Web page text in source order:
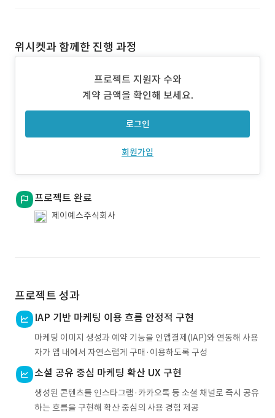
위시켓과 함께한 진행 과정
프로젝트 지원자 수와
계약 금액을 확인해 보세요.
로그인
회원가입
프로젝트 완료
제이예스주식회사
프로젝트 성과
IAP 기반 마케팅 이용 흐름 안정적 구현
마케팅 이미지 생성과 예약 기능을 인앱결제(IAP)와 연동해 사용
자가 앱 내에서 자연스럽게 구매·이용하도록 구성
소셜 공유 중심 마케팅 확산 UX 구현
생성된 콘텐츠를 인스타그램·카카오톡 등 소셜 채널로 즉시 공유
하는 흐름을 구현해 확산 중심의 사용 경험 제공